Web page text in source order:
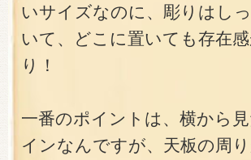
いサイズなのに、彫りはし
いて、どこに置いても存在
り！
一番のポイントは、横から
インなんですが、天板の周